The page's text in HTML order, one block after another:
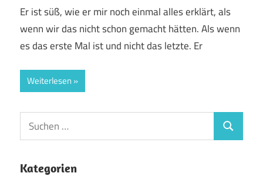
Er ist süß, wie er mir noch einmal alles erklärt, als
wenn wir das nicht schon gemacht hätten. Als wenn
es das erste Mal ist und nicht das letzte. Er
Weiterlesen
Suchen
nach:
Suchen
Kategorien